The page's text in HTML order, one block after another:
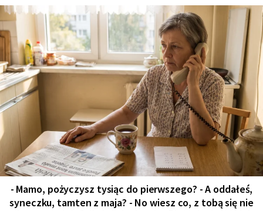
- Mamo, pożyczysz tysiąc do pierwszego? - A oddałeś,
syneczku, tamten z maja? - No wiesz co, z tobą się nie